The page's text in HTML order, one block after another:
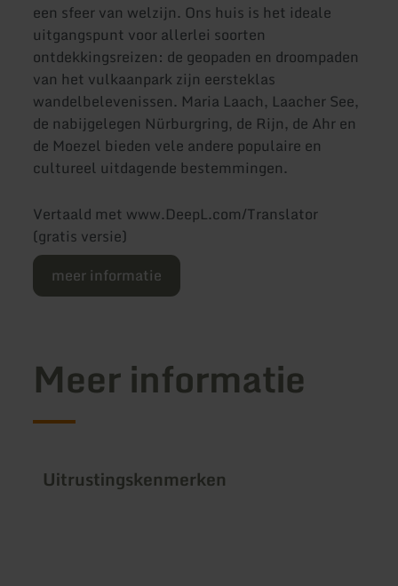
een sfeer van welzijn. Ons huis is het ideale
uitgangspunt voor allerlei soorten
ontdekkingsreizen: de geopaden en droompaden
van het vulkaanpark zijn eersteklas
wandelbelevenissen. Maria Laach, Laacher See,
de nabijgelegen Nürburgring, de Rijn, de Ahr en
de Moezel bieden vele andere populaire en
cultureel uitdagende bestemmingen.
Vertaald met www.DeepL.com/Translator
(gratis versie)
meer informatie
Meer informatie
Uitrustingskenmerken